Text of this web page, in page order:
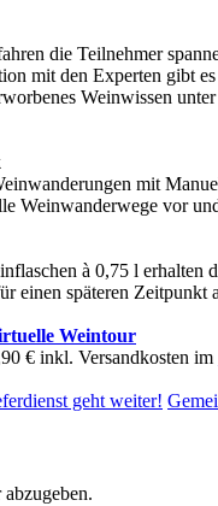
die Teilnehmer
mit den Experten gibt
Weinwissen
mit
Weinwanderwege vor
à 0,75 l erhalten
einen späteren Zeitpunkt
Weintour
€ inkl. Versandkosten im
geht weiter!